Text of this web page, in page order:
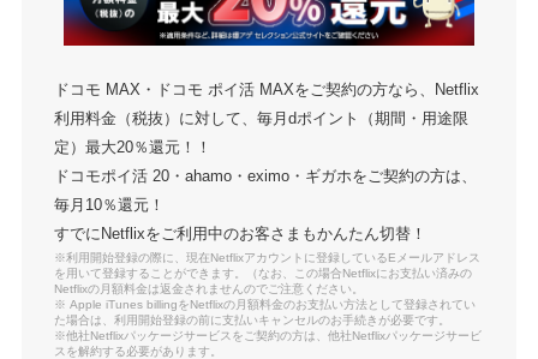
ドコモ MAX・ドコモ ポイ活 MAXをご契約の方なら、Netflix
利用料金（税抜）に対して、毎月dポイント（期間・用途限
定）最大20％還元！！
ドコモポイ活 20・ahamo・eximo・ギガホをご契約の方は、
毎月10％還元！
すでにNetflixをご利用中のお客さまもかんたん切替！
※利用開始登録の際に、現在Netflixアカウントに登録しているEメールアドレス
を用いて登録することができます。（なお、この場合Netflixにお支払い済みの
Netflixの月額料金は返金されませんのでご注意ください。
※ Apple iTunes billingをNetflixの月額料金のお支払い方法として登録されてい
た場合は、利用開始登録の前に支払いキャンセルのお手続きが必要です。
※他社Netflixパッケージサービスをご契約の方は、他社Netflixパッケージサービ
スを解約する必要があります。